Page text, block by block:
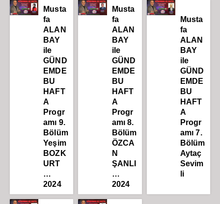
Musta
fa
ALAN
BAY
ile
GÜND
EMDE
BU
HAFT
A
Progr
amı 9.
Bölüm
Yeşim
BOZK
URT
…
2024
Musta
fa
ALAN
BAY
ile
GÜND
EMDE
BU
HAFT
A
Progr
amı 8.
Bölüm
ÖZCA
N
ŞANLI
…
2024
Musta
fa
ALAN
BAY
ile
GÜND
EMDE
BU
HAFT
A
Progr
amı 7.
Bölüm
Aytaç
Sevim
li